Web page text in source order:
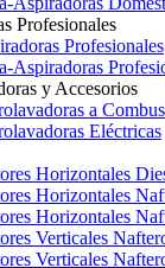
Profesionales
Profesionales
Aspiradoras
y Accesorios
a
Eléctricas
Horizontales
Horizontales
Horizontales
Verticales
Verticales